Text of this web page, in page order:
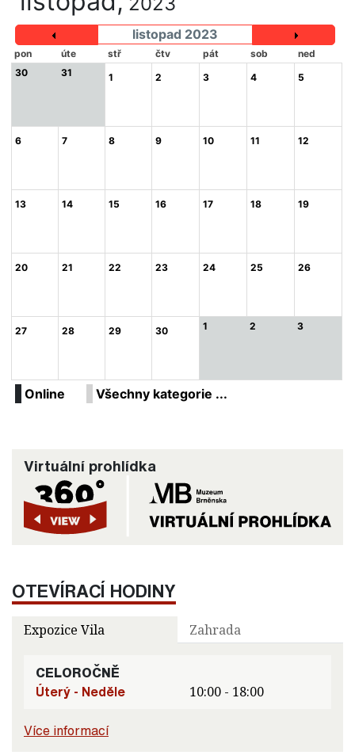
listopad 2023
pon úte stř čtv pát sob
ned
30
31 1 2 3 4 5
6 7 8 9 10 11 12
13 14 15 16 17 18 19
20 21 22 23 24 25 26
27 28 29 30 1 2 3
Online Všechny kategorie ...
Virtuální prohlídka
OTEVÍRACÍ HODINY
Expozice Vila Zahrada
CELOROČNĚ
Úterý - Neděle
10:00 - 18:00
Více informací